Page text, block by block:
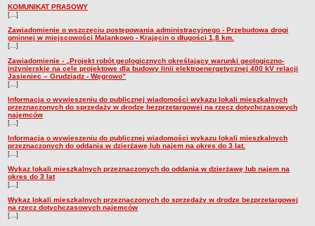
KOMUNIKAT PRASOWY
[...]
Zawiadomienie o wszczęciu postępowania administracyjnego - Przebudowa drogi
gminnej w miejscowości Malankowo - Krajęcin o długości 1,8 km.
[...]
Zawiadomienie - „Projekt robót geologicznych określający warunki geologiczno-
inżynierskie na cele projektowe dla budowy linii elektroenergetycznej 400 kV relacji
Jasieniec – Grudziądz - Węgrowo”
[...]
Informacja o wywieszeniu do publicznej wiadomości wykazu lokali mieszkalnych
przeznaczonych do sprzedaży w drodze bezprzetargowej na rzecz dotychczasowych
najemców
[...]
Informacja o wywieszeniu do publicznej wiadomości wykazu lokali mieszkalnych
przeznaczonych do oddania w dzierżawę lub najem na okres do 3 lat.
[...]
Wykaz lokali mieszkalnych przeznaczonych do oddania w dzierżawę lub najem na
okres do 3 lat
[...]
Wykaz lokali mieszkalnych przeznaczonych do sprzedaży w drodze bezprzetargowej
na rzecz dotychczasowych najemców
[...]